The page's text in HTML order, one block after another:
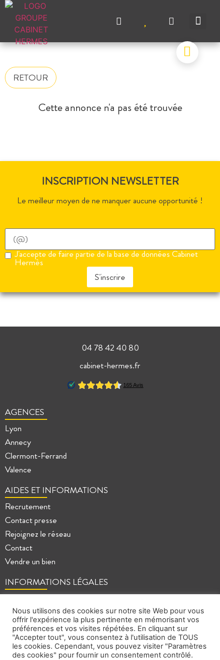
RETOUR
Cette annonce n'a pas été trouvée
INSCRIPTION NEWSLETTER
Le meilleur moyen de ne manquer aucune opportunité !
J'accepte de faire partie de la base de données Cabinet
Hermès
S'inscrire
04 78 42 40 80
cabinet-hermes.fr
AGENCES
Lyon
Annecy
Clermont-Ferrand
Valence
AIDES ET INFORMATIONS
Recrutement
Contact presse
Rejoignez le réseau
Contact
Vendre un bien
INFORMATIONS LÉGALES
Mentions légales
Politique de confidentialité
Plan du site
Nous utilisons des cookies sur notre site Web pour vous
offrir l'expérience la plus pertinente en mémorisant vos
préférences et vos visites répétées. En cliquant sur
"Accepter tout", vous consentez à l'utilisation de TOUS
les cookies. Cependant, vous pouvez visiter "Paramètres
des cookies" pour fournir un consentement contrôlé.